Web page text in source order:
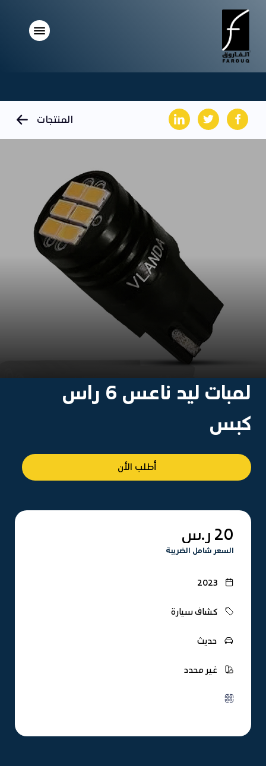
المنتجات
لمبات ليد ناعس 6 راس
كبس
أطلب الأن
20 ر.س
السعر شامل الضريبة
2023
كشاف سيارة
حديث
غير محدد